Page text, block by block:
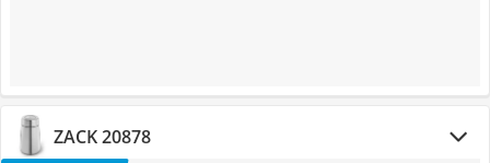
ZACK 20878